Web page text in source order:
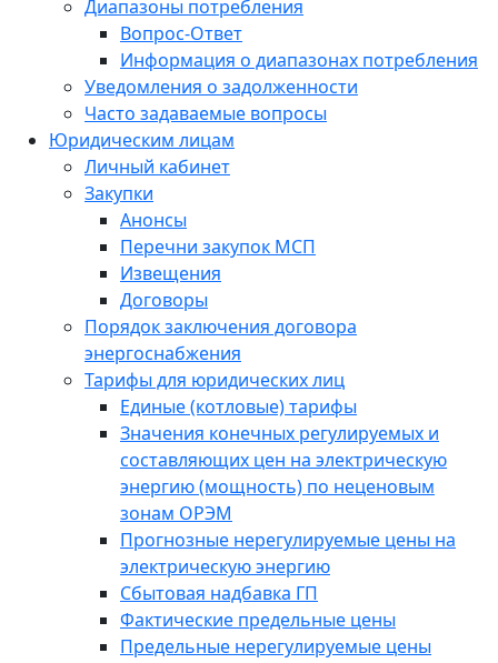
Диапазоны потребления
Вопрос-Ответ
Информация о диапазонах потребления
Уведомления о задолженности
Часто задаваемые вопросы
Юридическим лицам
Личный кабинет
Закупки
Анонсы
Перечни закупок МСП
Извещения
Договоры
Порядок заключения договора
энергоснабжения
Тарифы для юридических лиц
Единые (котловые) тарифы
Значения конечных регулируемых и
составляющих цен на электрическую
энергию (мощность) по неценовым
зонам ОРЭМ
Прогнозные нерегулируемые цены на
электрическую энергию
Сбытовая надбавка ГП
Фактические предельные цены
Предельные нерегулируемые цены